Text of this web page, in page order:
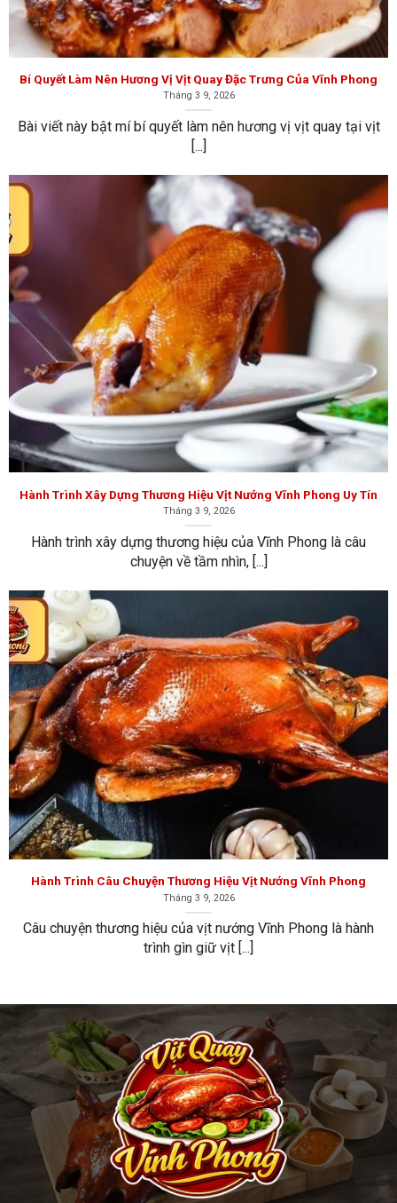
Phong
Bí Quyết Làm Nên Hương Vị Vịt Quay Đặc Trưng Của Vĩnh Phong
Tháng 3 9, 2026
Bài viết này bật mí bí quyết làm nên hương vị vịt quay tại vịt
[...]
Hành Trình Xây Dựng Thương Hiệu Vịt Nướng Vĩnh Phong Uy
Tín
Hành Trình Xây Dựng Thương Hiệu Vịt Nướng Vĩnh Phong Uy Tín
Tháng 3 9, 2026
Hành trình xây dựng thương hiệu của Vĩnh Phong là câu
chuyện về tầm nhìn, [...]
Hành Trình Câu Chuyện Thương Hiệu Vịt Nướng Vĩnh Phong
Hành Trình Câu Chuyện Thương Hiệu Vịt Nướng Vĩnh Phong
Tháng 3 9, 2026
Câu chuyện thương hiệu của vịt nướng Vĩnh Phong là hành
trình gìn giữ vịt [...]